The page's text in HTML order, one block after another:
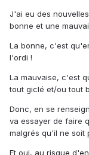
J'ai eu des
bonne et une
La bonne, c'est
l'ordi !
La mauvaise, c'est
tout giclé et/ou tout
Donc, en se
va essayer de faire
malgrés qu'il ne soit
Et oui, au risque